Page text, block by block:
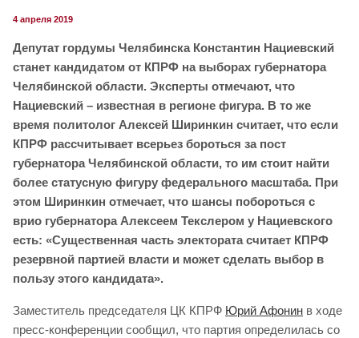
4 апреля 2019
Депутат гордумы Челябинска Константин Нациевский
станет кандидатом от КПРФ на выборах губернатора
Челябинской области. Эксперты отмечают, что
Нациевский – известная в регионе фигура. В то же
время политолог Алексей Ширинкин считает, что если
КПРФ рассчитывает всерьез бороться за пост
губернатора Челябинской области, то им стоит найти
более статусную фигуру федерального масштаба. При
этом Ширинкин отмечает, что шансы побороться с
врио губернатора Алексеем Текслером у Нациевского
есть: «Существенная часть электората считает КПРФ
резервной партией власти и может сделать выбор в
пользу этого кандидата».
Заместитель председателя ЦК КПРФ Юрий Афонин в ходе
пресс-конференции сообщил, что партия определилась со